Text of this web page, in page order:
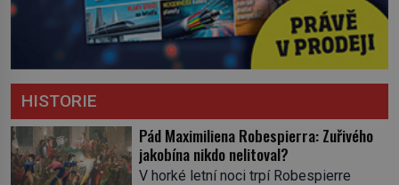
HISTORIE
Pád Maximiliena Robespierra: Zuřivého
jakobína nikdo nelitoval?
V horké letní noci trpí Robespierre